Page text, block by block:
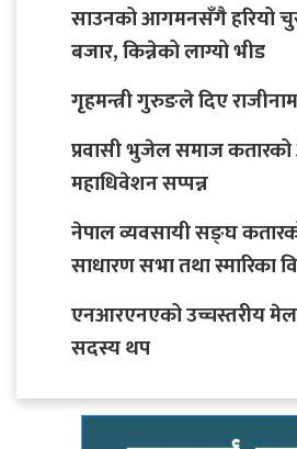
साउनको आगमनसँगै हरियो
बजार, किन्नेको लाग्यो भीड
गृहमन्त्री गुरुङले दिए
प्रवासी भुजेल समाज
महाधिवेशन सप्पन्न
नेपाल व्यवसायी सङ्घ कतारको
साधारण सभा तथा स्मारिका
एनआरएनएको उच्चस्तरीय
सदस्य थप